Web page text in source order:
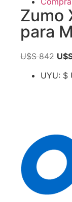
Zumo
para
U$S842
UYU: $